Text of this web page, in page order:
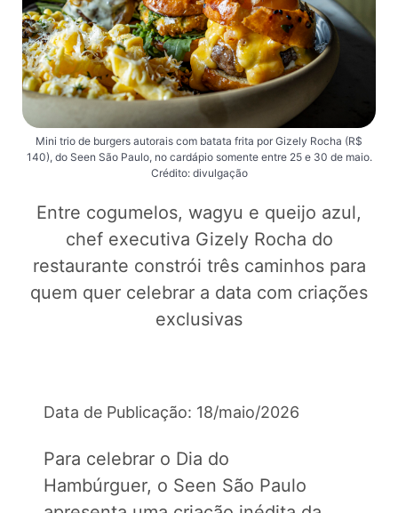
Mini trio de burgers autorais com batata frita por Gizely Rocha (R$
140), do Seen São Paulo, no cardápio somente entre 25 e 30 de maio.
Crédito: divulgação
Entre cogumelos, wagyu e queijo azul,
chef executiva Gizely Rocha do
restaurante constrói três caminhos para
quem quer celebrar a data com criações
exclusivas
Data de Publicação: 18/maio/2026
Para celebrar o Dia do
Hambúrguer, o Seen São Paulo